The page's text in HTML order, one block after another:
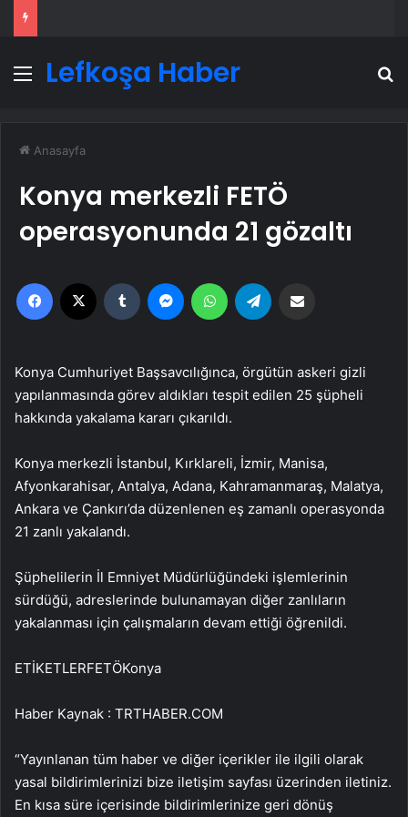
Menü
Lefkoşa Haber
Anasayfa
Konya merkezli FETÖ
operasyonunda 21 gözaltı
Facebook Tumblr MessengerWhatsApp
Konya Cumhuriyet Başsavcılığınca, örgütün askeri gizli
yapılanmasında görev aldıkları tespit edilen 25 şüpheli
hakkında yakalama kararı çıkarıldı.
Konya merkezli İstanbul, Kırklareli, İzmir, Manisa,
Afyonkarahisar, Antalya, Adana, Kahramanmaraş, Malatya,
Ankara ve Çankırı’da düzenlenen eş zamanlı operasyonda
21 zanlı yakalandı.
Şüphelilerin İl Emniyet Müdürlüğündeki işlemlerinin
sürdüğü, adreslerinde bulunamayan diğer zanlıların
yakalanması için çalışmaların devam ettiği öğrenildi.
ETİKETLERFETÖKonya
Haber Kaynak : TRTHABER.COM
“Yayınlanan tüm haber ve diğer içerikler ile ilgili olarak
yasal bildirimlerinizi bize iletişim sayfası üzerinden iletiniz.
En kısa süre içerisinde bildirimlerinize geri dönüş